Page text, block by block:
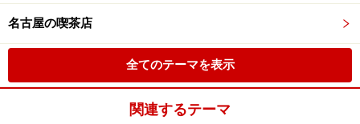
名古屋の喫茶店
全てのテーマを表示
関連するテーマ